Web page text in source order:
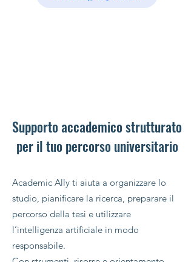
Supporto accademico strutturato
per il tuo percorso universitario
Academic Ally ti aiuta a organizzare lo
studio, pianificare la ricerca, preparare il
percorso della tesi e utilizzare
l’intelligenza artificiale in modo
responsabile.